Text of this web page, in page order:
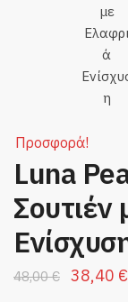
Προσφορά!
Luna
48,00€ Original
38,40 €